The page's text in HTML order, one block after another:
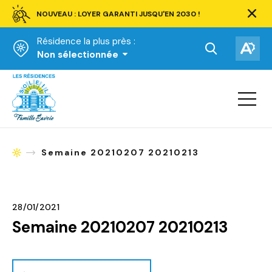
NOUVEAU : LOYER GARANTI JUSQU'EN 2030 !
barre
Résidence la plus près :
Non sélectionnée
Ouvrir
la
recherche.
la
Accueil
Ouvrir
la
AccueilSemaine 20210207 20210213
28/01/2021
Semaine 20210207 20210213